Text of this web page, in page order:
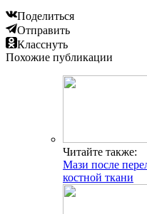
Поделиться
Отправить
Класснуть
Похожие публикации
Читайте также:
Мази после
костной ткани